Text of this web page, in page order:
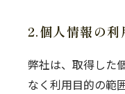
2.個人情報の利
弊社は、取得した
なく利用目的の範